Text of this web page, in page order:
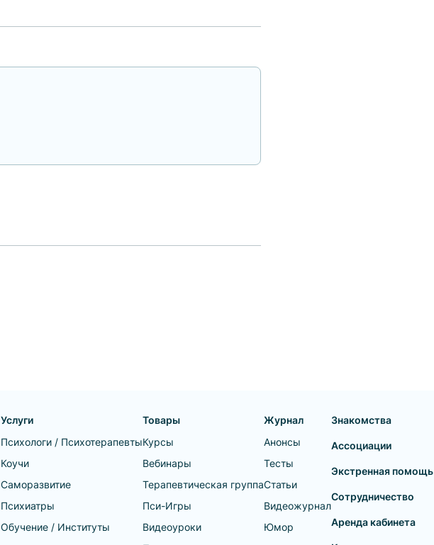
Услуги
Психологи / Психотерапевты
Коучи
Саморазвитие
Психиатры
Обучение / Институты
Товары
Курсы
Вебинары
Терапевтическая группа
Пси-Игры
Видеоуроки
Журнал
Анонсы
Тесты
Статьи
Видеожурнал
Юмор
Знакомства
Ассоциации
Экстренная помощь
Сотрудничество
Аренда кабинета